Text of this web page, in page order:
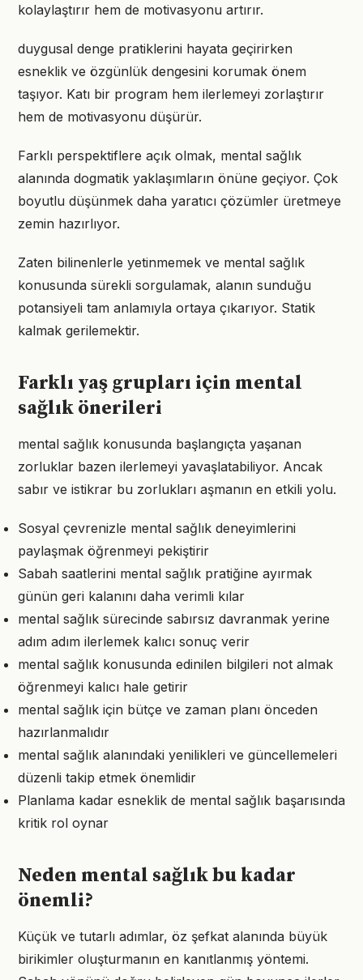
kolaylaştırır hem de motivasyonu artırır.
duygusal denge pratiklerini hayata geçirirken
esneklik ve özgünlük dengesini korumak önem
taşıyor. Katı bir program hem ilerlemeyi zorlaştırır
hem de motivasyonu düşürür.
Farklı perspektiflere açık olmak, mental sağlık
alanında dogmatik yaklaşımların önüne geçiyor. Çok
boyutlu düşünmek daha yaratıcı çözümler üretmeye
zemin hazırlıyor.
Zaten bilinenlerle yetinmemek ve mental sağlık
konusunda sürekli sorgulamak, alanın sunduğu
potansiyeli tam anlamıyla ortaya çıkarıyor. Statik
kalmak gerilemektir.
Farklı yaş grupları için mental
sağlık önerileri
mental sağlık konusunda başlangıçta yaşanan
zorluklar bazen ilerlemeyi yavaşlatabiliyor. Ancak
sabır ve istikrar bu zorlukları aşmanın en etkili yolu.
Sosyal çevrenizle mental sağlık deneyimlerini
paylaşmak öğrenmeyi pekiştirir
Sabah saatlerini mental sağlık pratiğine ayırmak
günün geri kalanını daha verimli kılar
mental sağlık sürecinde sabırsız davranmak yerine
adım adım ilerlemek kalıcı sonuç verir
mental sağlık konusunda edinilen bilgileri not almak
öğrenmeyi kalıcı hale getirir
mental sağlık için bütçe ve zaman planı önceden
hazırlanmalıdır
mental sağlık alanındaki yenilikleri ve güncellemeleri
düzenli takip etmek önemlidir
Planlama kadar esneklik de mental sağlık başarısında
kritik rol oynar
Neden mental sağlık bu kadar
önemli?
Küçük ve tutarlı adımlar, öz şefkat alanında büyük
birikimler oluşturmanın en kanıtlanmış yöntemi.